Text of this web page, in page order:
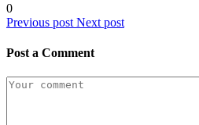
0
Previous post Next post
Post a Comment